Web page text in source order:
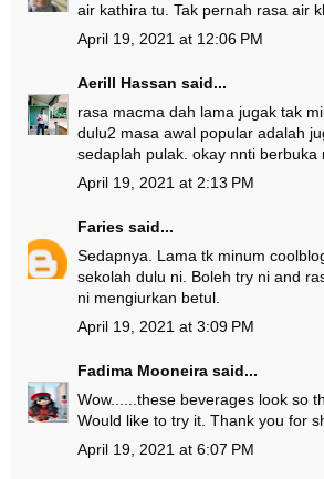
air kathira tu. Tak pernah rasa air
April 19, 2021 at 12:06 PM
Aerill Hassan said...
rasa macma dah lama jugak tak
dulu2 masa awal popular adalah
sedaplah pulak. okay nnti berbuka
April 19, 2021 at 2:13 PM
Faries said...
Sedapnya. Lama tk minum
sekolah dulu ni. Boleh try ni and
ni mengiurkan betul.
April 19, 2021 at 3:09 PM
Fadima Mooneira said...
Wow......these beverages look so
Would like to try it. Thank you for
April 19, 2021 at 6:07 PM